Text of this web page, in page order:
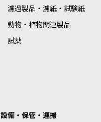
濾過製品・濾紙・試験紙
動物・植物関連製品
試薬
設備・保管・運搬